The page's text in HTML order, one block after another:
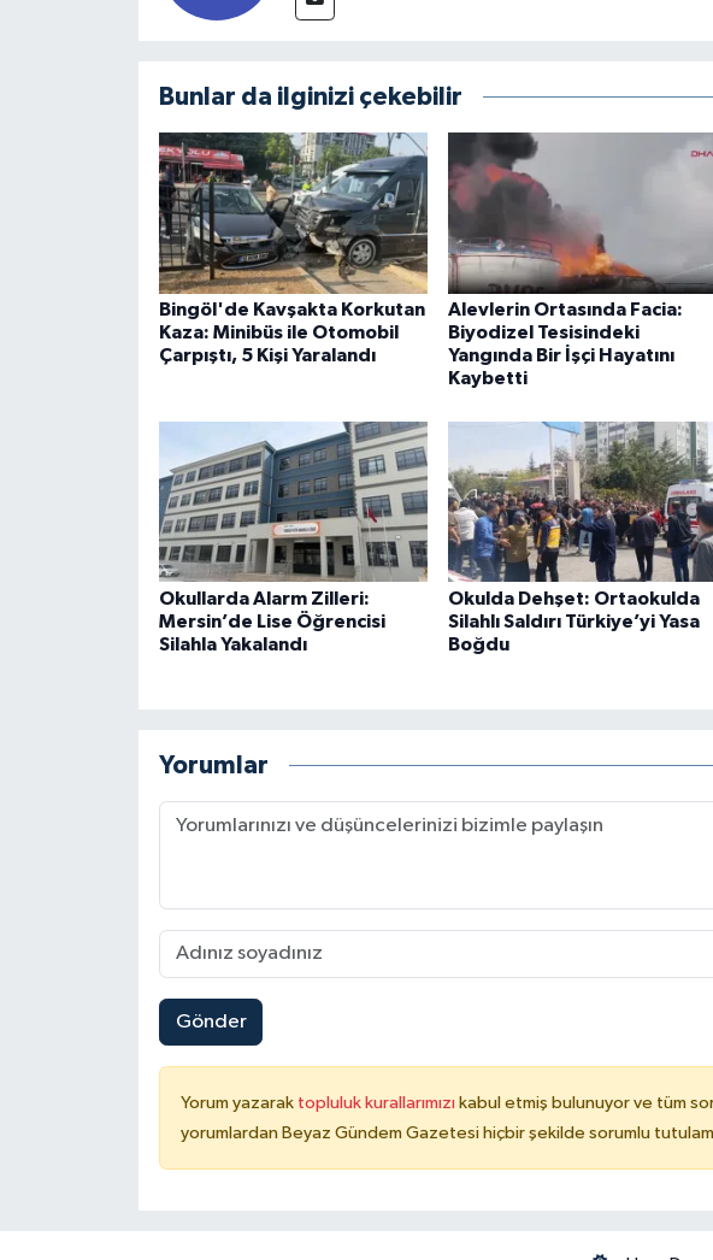
Bunlar da ilginizi çekebilir
Bingöl'de Kavşakta Korkutan
Kaza: Minibüs ile Otomobil
Çarpıştı, 5 Kişi Yaralandı
Alevlerin Ortasında Facia:
Biyodizel Tesisindeki
Yangında Bir İşçi Hayatını
Kaybetti
Okullarda Alarm Zilleri:
Mersin’de Lise Öğrencisi
Silahla Yakalandı
Okulda Dehşet: Ortaokulda
Silahlı Saldırı Türkiye’yi Yasa
Boğdu
Yorumlar
Gönder
Yorum yazarak topluluk kurallarımızı kabul etmiş bulunuyor ve tüm
yorumlardan Beyaz Gündem Gazetesi hiçbir şekilde sorumlu